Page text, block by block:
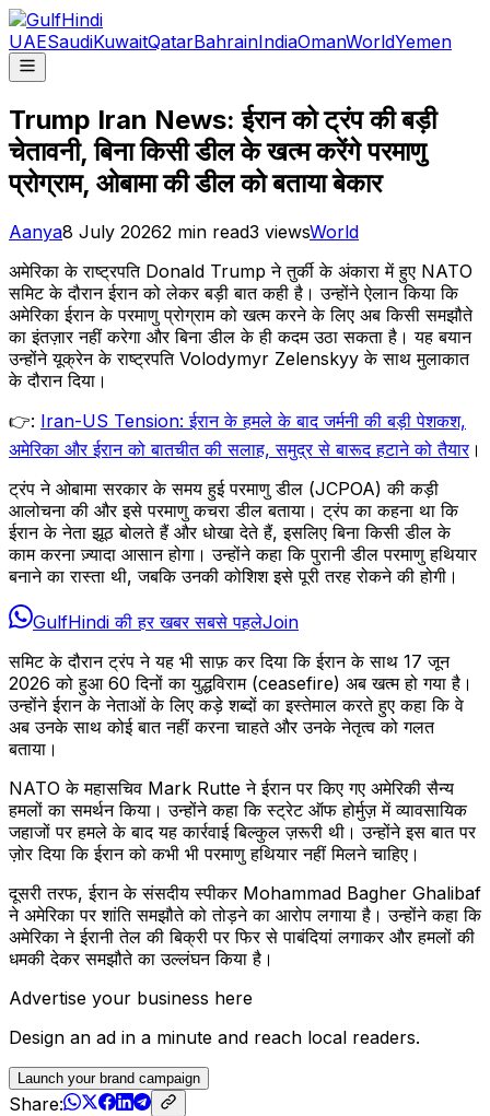
UAESaudiKuwaitQatarBahrainIndiaOmanWorldYemen
Trump Iran News: ईरान को ट्रंप की बड़ी
चेतावनी, बिना किसी डील के खत्म करेंगे परमाणु
प्रोग्राम, ओबामा की डील को बताया बेकार
Aanya8 July 20262 min read3 viewsWorld
अमेरिका के राष्ट्रपति Donald Trump ने तुर्की के अंकारा में हुए NATO
समिट के दौरान ईरान को लेकर बड़ी बात कही है। उन्होंने ऐलान किया कि
अमेरिका ईरान के परमाणु प्रोग्राम को खत्म करने के लिए अब किसी समझौते
का इंतज़ार नहीं करेगा और बिना डील के ही कदम उठा सकता है। यह बयान
उन्होंने यूक्रेन के राष्ट्रपति Volodymyr Zelenskyy के साथ मुलाकात
के दौरान दिया।
👉: Iran-US Tension: ईरान के हमले के बाद जर्मनी की बड़ी पेशकश,
अमेरिका और ईरान को बातचीत की सलाह, समुद्र से बारूद हटाने को तैयार।
ट्रंप ने ओबामा सरकार के समय हुई परमाणु डील (JCPOA) की कड़ी
आलोचना की और इसे परमाणु कचरा डील बताया। ट्रंप का कहना था कि
ईरान के नेता झूठ बोलते हैं और धोखा देते हैं, इसलिए बिना किसी डील के
काम करना ज़्यादा आसान होगा। उन्होंने कहा कि पुरानी डील परमाणु हथियार
बनाने का रास्ता थी, जबकि उनकी कोशिश इसे पूरी तरह रोकने की होगी।
GulfHindi की हर खबर सबसे पहलेJoin
समिट के दौरान ट्रंप ने यह भी साफ़ कर दिया कि ईरान के साथ 17 जून
2026 को हुआ 60 दिनों का युद्धविराम (ceasefire) अब खत्म हो गया है।
उन्होंने ईरान के नेताओं के लिए कड़े शब्दों का इस्तेमाल करते हुए कहा कि वे
अब उनके साथ कोई बात नहीं करना चाहते और उनके नेतृत्व को गलत
बताया।
NATO के महासचिव Mark Rutte ने ईरान पर किए गए अमेरिकी सैन्य
हमलों का समर्थन किया। उन्होंने कहा कि स्ट्रेट ऑफ होर्मुज़ में व्यावसायिक
जहाजों पर हमले के बाद यह कार्रवाई बिल्कुल ज़रूरी थी। उन्होंने इस बात पर
ज़ोर दिया कि ईरान को कभी भी परमाणु हथियार नहीं मिलने चाहिए।
दूसरी तरफ, ईरान के संसदीय स्पीकर Mohammad Bagher Ghalibaf
ने अमेरिका पर शांति समझौते को तोड़ने का आरोप लगाया है। उन्होंने कहा कि
अमेरिका ने ईरानी तेल की बिक्री पर फिर से पाबंदियां लगाकर और हमलों की
धमकी देकर समझौते का उल्लंघन किया है।
Advertise your business here
Design an ad in a minute and reach local readers.
Launch your brand campaign
Share: